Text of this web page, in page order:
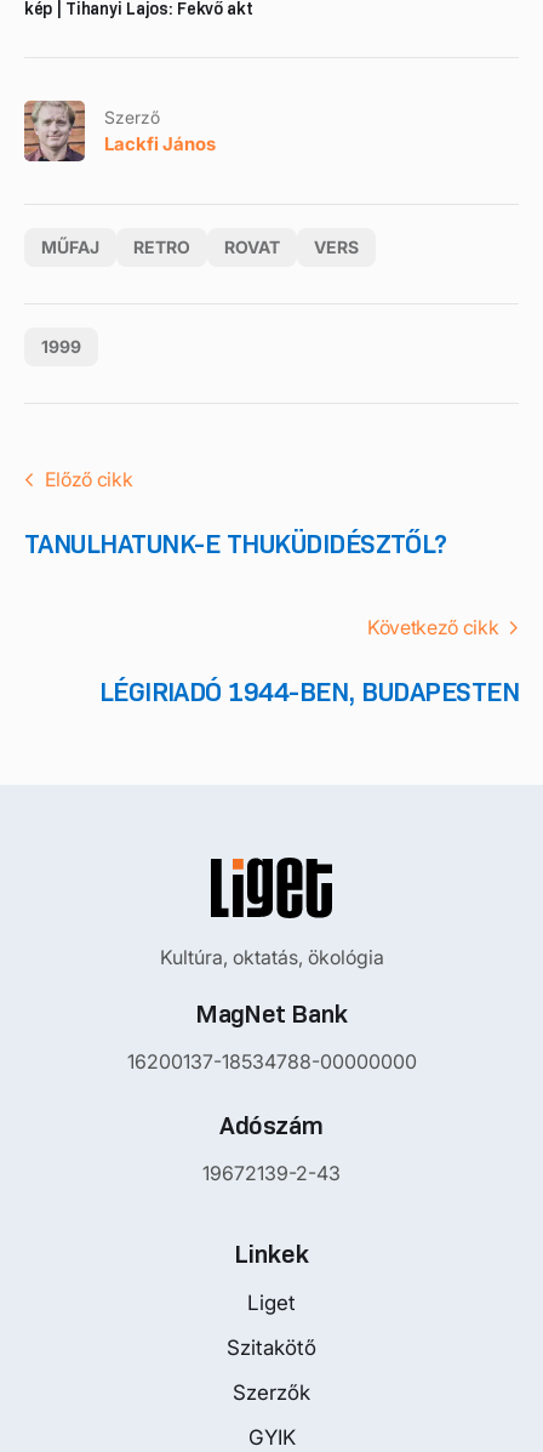
kép | Tihanyi Lajos: Fekvő akt
Szerző
Lackfi János
MŰFAJ RETRO ROVAT VERS
1999
Előző cikk
TANULHATUNK-E THUKÜDIDÉSZTŐL?
Következő cikk
LÉGIRIADÓ 1944-BEN, BUDAPESTEN
Kultúra, oktatás, ökológia
MagNet Bank
16200137-18534788-00000000
Adószám
19672139-2-43
Linkek
Liget
Szitakötő
Szerzők
GYIK